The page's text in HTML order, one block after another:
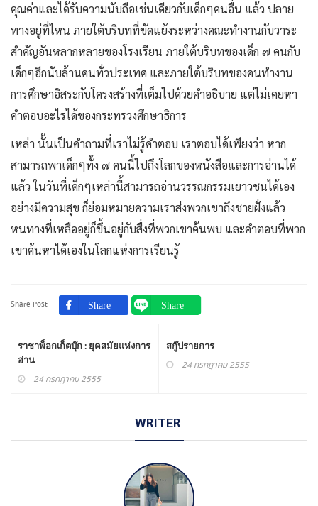
คุณค่าและได้รับความนับถือเช่นเดียวกับเด็กๆคนอื่น แล้ว ปลาย
ทางอยู่ที่ไหน ภายใต้บริบทที่ขัดแย้งระหว่างคณะทำงานกับวาระ
สำคัญอันหลากหลายของโรงเรียน ภายใต้บริบทของเด็ก ๗ คนกับ
เด็กๆอีกนับล้านคนทั่วประเทศ และภายใต้บริบทของคนทำงาน
การศึกษาอิสระกับโครงสร้างที่เต็มไปด้วยคำอธิบาย แต่ไม่เคยหา
คำตอบอะไรได้ของกระทรวงศึกษาธิการ
เหล่า นั้นเป็นคำถามที่เราไม่รู้คำตอบ เราตอบได้เพียงว่า หาก
สามารถพาเด็กๆทั้ง ๗ คนนี้ไปถึงโลกของหนังสือและการอ่านได้
แล้ว ในวันที่เด็กๆเหล่านี้สามารถอ่านวรรณกรรมเยาวชนได้เอง
อย่างมีความสุข ก็ย่อมหมายความเราส่งพวกเขาถึงชายฝั่งแล้ว
หนทางที่เหลืออยู่ก็ขึ้นอยู่กับสื่งที่พวกเขาค้นพบ และคำตอบที่พวก
เขาค้นหาได้เองในโลกแห่งการเรียนรู้
Share Post
ราชาพ็อกเก็ตบุ๊ก : ยุคสมัยแห่งการ
อ่าน
24 กรกฎาคม 2555
สกู๊ปรายการ
24 กรกฎาคม 2555
WRITER